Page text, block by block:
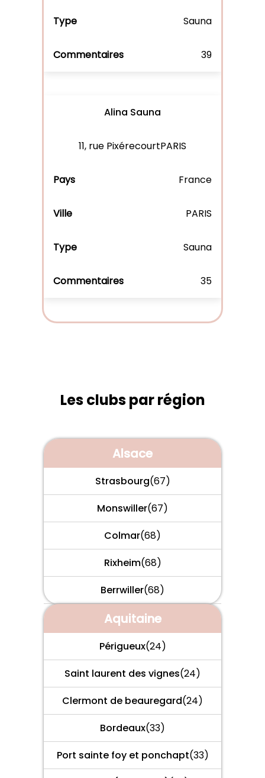
Sauna
39
Alina Sauna
11, rue PixérecourtPARIS
France
PARIS
Sauna
35
Les clubs par région
Alsace
Strasbourg(67)
Monswiller(67)
Colmar(68)
Rixheim(68)
Berrwiller(68)
Aquitaine
Périgueux(24)
Saint laurent des vignes(24)
Clermont de beauregard(24)
Bordeaux(33)
Port sainte foy et ponchapt(33)